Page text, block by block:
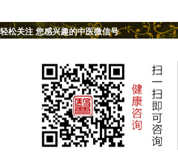
松关注 您感兴趣的中医微信号